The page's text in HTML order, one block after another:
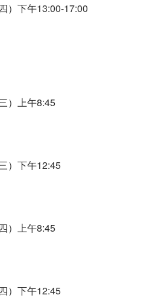
下午13:00-17:00
）上午8:45
下午12:45
）上午8:45
下午12:45